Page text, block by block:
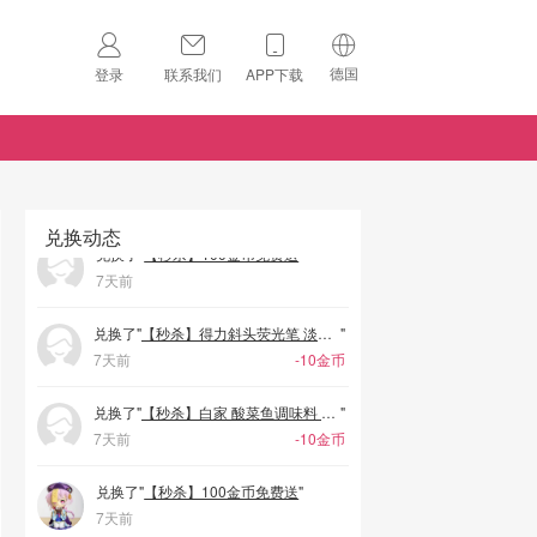
登录 联系我们 APP下载
扫码下载 App
Download the
Android App
德国
🇺🇸
🇩🇪德国
🇦🇺澳洲
兑换动态
7天前
7天前
-10金币
兑换了" 【秒杀】100金币免费送
7天前
兑换了" 【秒杀】得力斜头荧光笔 淡彩色4支装 "
7天前
-10金币
兑换了" 【秒杀】白家 酸菜鱼调味料 200g "
7天前
-10金币
兑换了" 【秒杀】100金币免费送"
7天前